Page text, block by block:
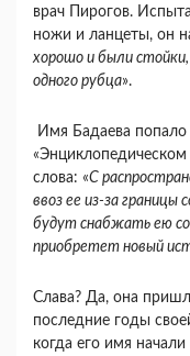
врач Пирогов.
ножи и ланцеты, он
хорошо и были
одного рубца».
Имя Бадаева попало
слова: «С
ввоз ее из-за
будут снабжать ею
приобретет новый
Слава? Да, она
последние годы
когда его имя